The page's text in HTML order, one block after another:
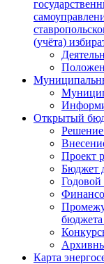
(учёта)
Открытый
Проект
Бюджет
Годовой
Карта